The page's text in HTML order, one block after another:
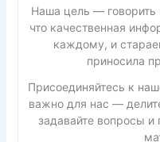
Наша цель —
что качественная
каждому, и
приносила
Присоединяйтесь к
важно для нас —
задавайте вопросы